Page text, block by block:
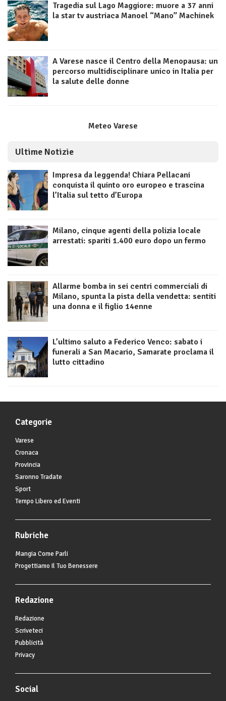
Tragedia sul Lago Maggiore: muore a 37 anni
la star tv austriaca Manoel “Mano” Machinek
A Varese nasce il Centro della Menopausa: un
percorso multidisciplinare unico in Italia per
la salute delle donne
Meteo Varese
Ultime Notizie
Impresa da leggenda! Chiara Pellacani
conquista il quinto oro europeo e trascina
l’Italia sul tetto d’Europa
Milano, cinque agenti della polizia locale
arrestati: spariti 1.400 euro dopo un fermo
Allarme bomba in sei centri commerciali di
Milano, spunta la pista della vendetta: sentiti
una donna e il figlio 14enne
L’ultimo saluto a Federico Venco: sabato i
funerali a San Macario, Samarate proclama il
lutto cittadino
Categorie
Varese
Cronaca
Provincia
Saronno Tradate
Sport
Tempo Libero ed Eventi
Rubriche
Mangia Come Parli
Progettiamo Il Tuo Benessere
Redazione
Redazione
Scriveteci
Pubblicità
Privacy
Social